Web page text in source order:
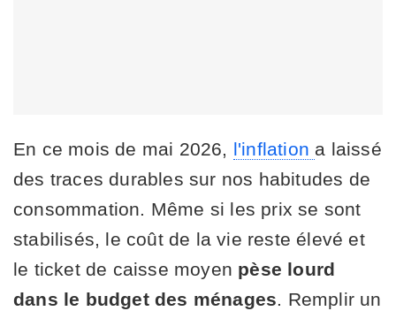
En ce mois de mai 2026, l'inflation a laissé
des traces durables sur nos habitudes de
consommation. Même si les prix se sont
stabilisés, le coût de la vie reste élevé et
le ticket de caisse moyen pèse lourd
dans le budget des ménages. Remplir un